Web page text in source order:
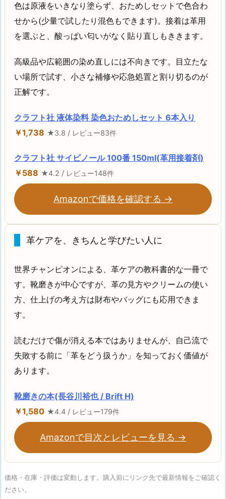
色は原液をいきなり塗らず、おためしセットで色合わ
せから(少量で試したり混色もできます)。接着は革用
を選ぶと、酸っぱい匂いがなく貼り直しもききます。
高級品や広範囲の染め直しには不向きです。目立たな
い場所で試す、小さな補修や応急処置と割り切るのが
正解です。
クラフト社 液体染料 染色おためしセット 6本入り
￥1,738 ★3.8 / レビュー83件
クラフト社 サイビノール 100番 150ml(革用接着剤)
￥588 ★4.2 / レビュー148件
Amazonで価格を確認する →
革ケアを、きちんと学びたい人に
世界チャンピオンによる、革ケアの教科書的な一冊で
す。靴磨きが中心ですが、革の見方やクリームの使い
方、仕上げの考え方は財布やバッグにも応用できま
す。
読むだけで傷が消える本ではありませんが、自己流で
失敗する前に「革をどう扱うか」を知っておく価値が
あります。
靴磨きの本(長谷川裕也 / Brift H)
￥1,580 ★4.4 / レビュー179件
Amazonで目次とレビューを見る →
価格・在庫・評価は変動します。購入前にリンク先で最新情報をご確認く
ださい。